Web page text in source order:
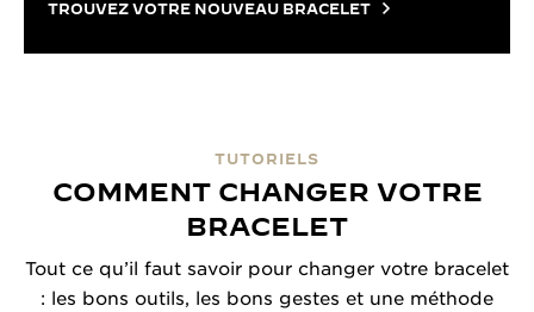
TROUVEZ VOTRE NOUVEAU BRACELET
TUTORIELS
COMMENT CHANGER VOTRE
BRACELET
Tout ce qu’il faut savoir pour changer votre bracelet
: les bons outils, les bons gestes et une méthode